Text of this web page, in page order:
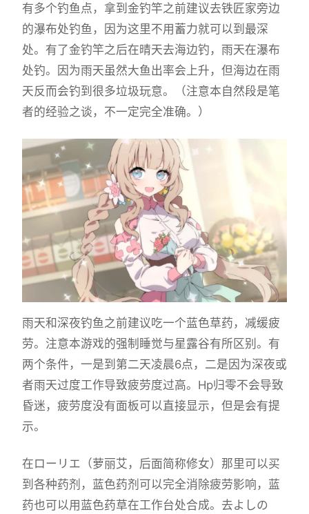
有多个钓鱼点，拿到金钓竿之前建议去铁匠家旁边
的瀑布处钓鱼，因为这里不用蓄力就可以到最深
处。有了金钓竿之后在晴天去海边钓，雨天在瀑布
处钓。因为雨天虽然大鱼出率会上升，但海边在雨
天反而会钓到很多垃圾玩意。（注意本自然段是笔
者的经验之谈，不一定完全准确。）
雨天和深夜钓鱼之前建议吃一个蓝色草药，减缓疲
劳。注意本游戏的强制睡觉与星露谷有所区别。有
两个条件，一是到第二天凌晨6点，二是因为深夜或
者雨天过度工作导致疲劳度过高。Hp归零不会导致
昏迷，疲劳度没有面板可以直接显示，但是会有提
示。
在ローリエ（萝丽艾，后面简称修女）那里可以买
到各种药剂，蓝色药剂可以完全消除疲劳影响，蓝
药也可以用蓝色药草在工作台处合成。去よしの